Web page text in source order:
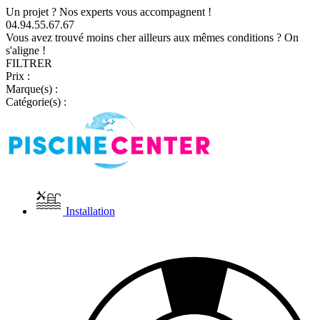
Un projet ? Nos experts vous accompagnent !
04.94.55.67.67
Vous avez trouvé moins cher ailleurs aux mêmes conditions ? On
s'aligne !
FILTRER
Prix :
Marque(s) :
Catégorie(s) :
Installation